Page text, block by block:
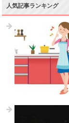
人気記事ランキング